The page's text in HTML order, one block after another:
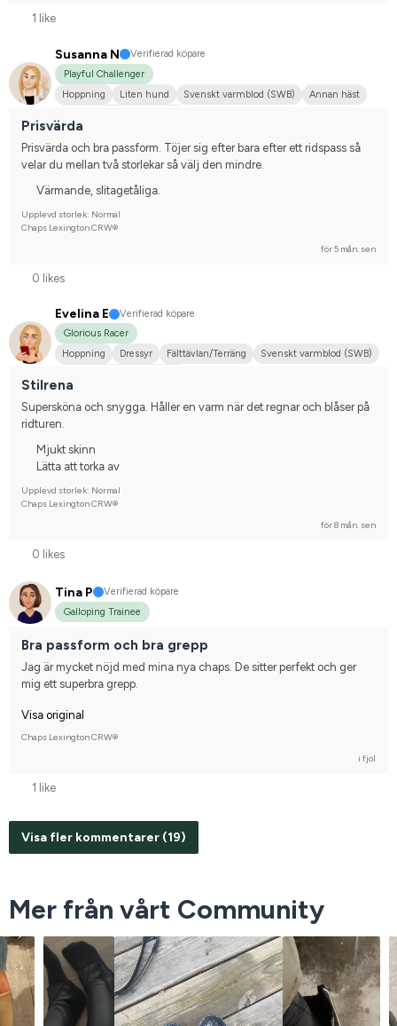
1 like
Susanna N
Verifierad köpare
Playful Challenger
Hoppning
Liten hund Svenskt varmblod (SWB)
Annan häst
Prisvärda
Prisvärda och bra passform. Töjer sig efter bara efter ett ridspass så
velar du mellan två storlekar så välj den mindre.
Värmande, slitagetåliga.
Upplevd storlek: Normal
Chaps Lexington CRW®
för 5 mån. sen
0 likes
Evelina E
Verifierad köpare
Glorious Racer
Hoppning
Dressyr Fälttävlan/Terräng
Svenskt varmblod (SWB)
Stilrena
Supersköna och snygga. Håller en varm när det regnar och blåser på
ridturen.
Mjukt skinn
Lätta att torka av
Upplevd storlek: Normal
Chaps Lexington CRW®
för 8 mån. sen
0 likes
Tina P
Verifierad köpare
Galloping Trainee
Bra passform och bra grepp
Jag är mycket nöjd med mina nya chaps. De sitter perfekt och ger
mig ett superbra grepp.
Visa original
Chaps Lexington CRW®
i fjol
1 like
Visa fler kommentarer (19)
Mer från vårt Community